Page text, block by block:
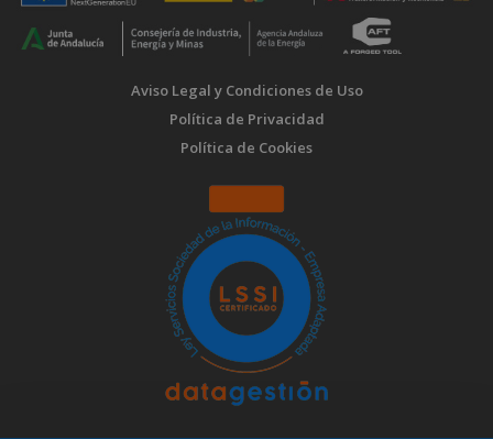
Aviso Legal y Condiciones de Uso
Política de Privacidad
Política de Cookies